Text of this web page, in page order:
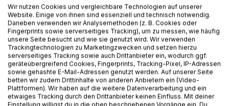
Auf die Merkliste
Titel bewerten
AUTOR/IN
Wir nutzen Cookies und vergleichbare Technologien auf unserer
Website. Einige von ihnen sind essenziell und technisch notwendig.
Daneben verwenden wir Analysemethoden (z. B. Cookies oder
Fingerprints sowie serverseitiges Tracking), um zu messen, wie häufig
unsere Seite besucht und wie sie genutzt wird. Wir verwenden
Trackingtechnologien zu Marketingzwecken und setzen hierzu
serverseitiges Tracking sowie auch Drittanbieter ein, wodurch ggf.
geräteübergreifend Cookies, Fingerprints, Tracking-Pixel, IP-Adressen
sowie gehashte E-Mail-Adressen genutzt werden. Auf unserer Seite
betten wir zudem Drittinhalte von anderen Anbietern ein (Video-
Plattformen). Wir haben auf die weitere Datenverarbeitung und ein
etwaiges Tracking durch den Drittanbieter keinen Einfluss. Mit deiner
Einstellung willigst du in die oben beschriebenen Vorgänge ein. Du